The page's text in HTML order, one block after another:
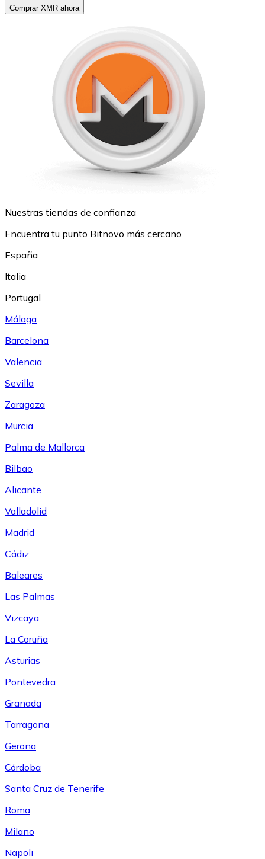
Comprar XMR ahora
Nuestras tiendas de confianza
Encuentra tu punto Bitnovo más cercano
España
Italia
Portugal
Málaga
Barcelona
Valencia
Sevilla
Zaragoza
Murcia
Palma de Mallorca
Bilbao
Alicante
Valladolid
Madrid
Cádiz
Baleares
Las Palmas
Vizcaya
La Coruña
Asturias
Pontevedra
Granada
Tarragona
Gerona
Córdoba
Santa Cruz de Tenerife
Roma
Milano
Napoli